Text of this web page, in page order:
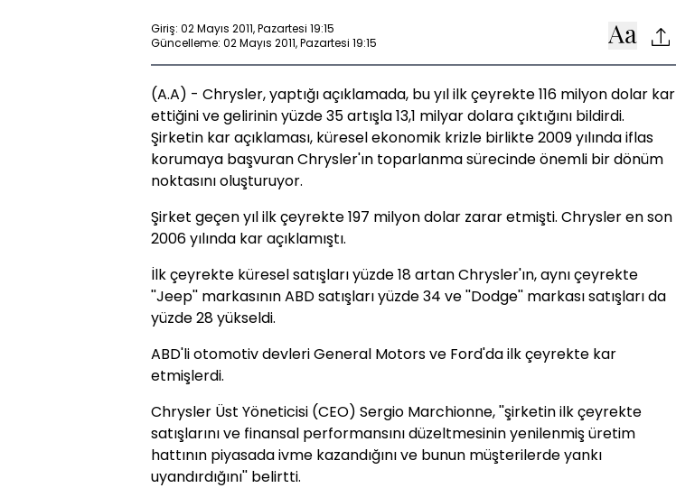
Giriş: 02 Mayıs 2011, Pazartesi 19:15
Güncelleme: 02 Mayıs 2011, Pazartesi 19:15
(A.A) - Chrysler, yaptığı açıklamada, bu yıl ilk çeyrekte 116 milyon dolar kar
ettiğini ve gelirinin yüzde 35 artışla 13,1 milyar dolara çıktığını bildirdi.
Şirketin kar açıklaması, küresel ekonomik krizle birlikte 2009 yılında iflas
korumaya başvuran Chrysler'ın toparlanma sürecinde önemli bir dönüm
noktasını oluşturuyor.
Şirket geçen yıl ilk çeyrekte 197 milyon dolar zarar etmişti. Chrysler en son
2006 yılında kar açıklamıştı.
İlk çeyrekte küresel satışları yüzde 18 artan Chrysler'ın, aynı çeyrekte
''Jeep'' markasının ABD satışları yüzde 34 ve ''Dodge'' markası satışları da
yüzde 28 yükseldi.
ABD'li otomotiv devleri General Motors ve Ford'da ilk çeyrekte kar
etmişlerdi.
Chrysler Üst Yöneticisi (CEO) Sergio Marchionne, ''şirketin ilk çeyrekte
satışlarını ve finansal performansını düzeltmesinin yenilenmiş üretim
hattının piyasada ivme kazandığını ve bunun müşterilerde yankı
uyandırdığını'' belirtti.